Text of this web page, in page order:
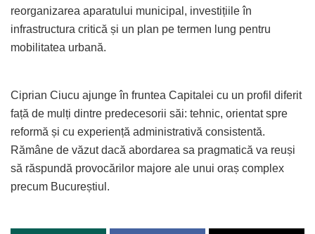
reorganizarea aparatului municipal, investițiile în
infrastructura critică și un plan pe termen lung pentru
mobilitatea urbană.
Ciprian Ciucu ajunge în fruntea Capitalei cu un profil diferit
față de mulți dintre predecesorii săi: tehnic, orientat spre
reformă și cu experiență administrativă consistentă.
Rămâne de văzut dacă abordarea sa pragmatică va reuși
să răspundă provocărilor majore ale unui oraș complex
precum Bucureștiul.